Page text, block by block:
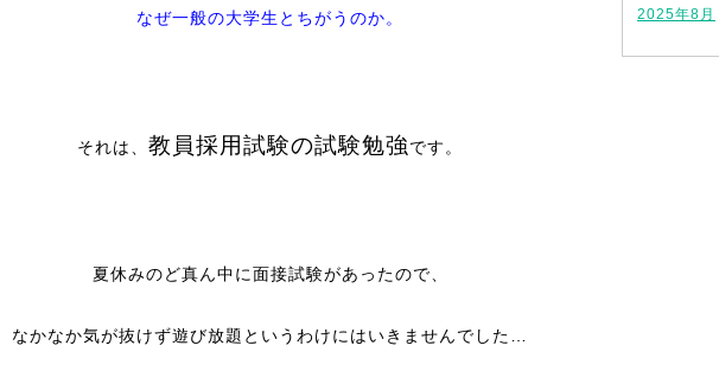
なぜ一般の大学生とちがうのか。
それは、 教員採用試験の試験勉強です。
夏休みのど真ん中に面接試験があったので、
なかなか気が抜けず遊び放題というわけにはいきませんでした…
2025年8月